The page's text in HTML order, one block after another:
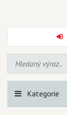
Kategorie